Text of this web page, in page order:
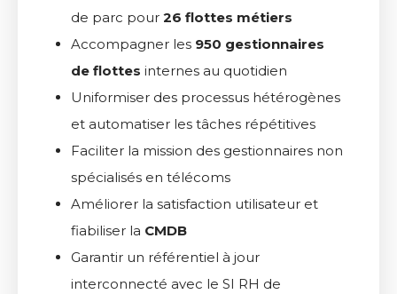
de parc pour 26 flottes métiers
Accompagner les 950 gestionnaires
de flottes internes au quotidien
Uniformiser des processus hétérogènes
et automatiser les tâches répétitives
Faciliter la mission des gestionnaires non
spécialisés en télécoms
Améliorer la satisfaction utilisateur et
fiabiliser la CMDB
Garantir un référentiel à jour
interconnecté avec le SI RH de